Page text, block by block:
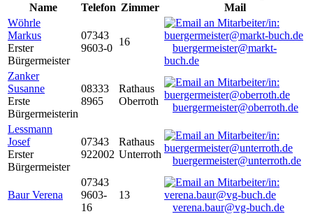
Name
Telefon Zimmer
Mail
Wöhrle
Markus
Erster
Bürgermeister
07343
9603-0
16
buergermeister@markt-
buch.de
Zanker
Susanne
Erste
Bürgermeisterin
08333
8965
Rathaus
Oberroth
buergermeister@oberroth.de
Lessmann
Josef
Erster
Bürgermeister
07343
922002
Rathaus
Unterroth
buergermeister@unterroth.de
Baur Verena
07343
9603-
16
13
verena.baur@vg-buch.de